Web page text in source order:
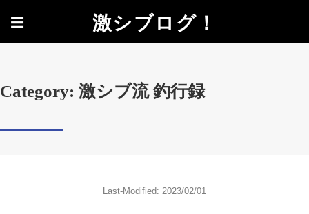
☰ 激シブログ！
Category: 激シブ流 釣行録
Last-Modified: 2023/02/01